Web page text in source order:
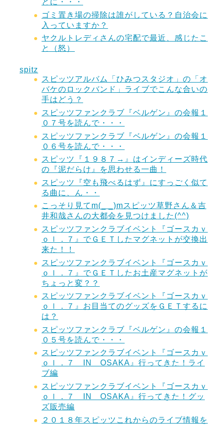
とに・・・
ゴミ置き場の掃除は誰がしている？自治会に
入っていますか？
ヤクルトレディさんの宅配で最近、感じたこ
と（怒）
spitz
スピッツアルバム「ひみつスタジオ」の「オ
バケのロックバンド」ライブでこんな合いの
手はどう？
スピッツファンクラブ『ベルゲン』の会報１
０７号を読んで・・・
スピッツファンクラブ『ベルゲン』の会報１
０６号を読んで・・・
スピッツ『１９８７→』はインディーズ時代
の『泥だらけ』を思わせる一曲！
スピッツ『空も飛べるはず』にすっごく似て
る曲に、ん・・
こっそり見てm(_ _)mスピッツ草野さん＆吉
井和哉さんの大都会を見つけました(^^)
スピッツファンクラブイベント『ゴースカｖ
ｏｌ．７』でＧＥＴしたマグネットが交換出
来た！！
スピッツファンクラブイベント『ゴースカｖ
ｏｌ．７』でＧＥＴしたお土産マグネットが
ちょっと変？？
スピッツファンクラブイベント『ゴースカｖ
ｏｌ．７』お目当てのグッズをＧＥＴするに
は？
スピッツファンクラブ『ベルゲン』の会報１
０５号を読んで・・・
スピッツファンクラブイベント『ゴースカｖ
ｏｌ．７ IN OSAKA』行ってきた！ライ
ブ編
スピッツファンクラブイベント『ゴースカｖ
ｏｌ．７ IN OSAKA』行ってきた！グッ
ズ販売編
２０１８年スピッツこれからのライブ情報を